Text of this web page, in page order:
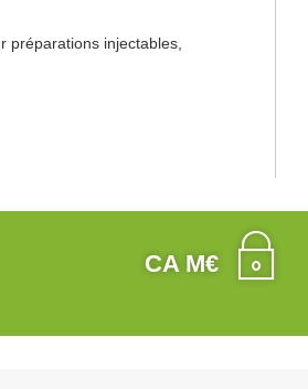
préparations injectables,
CA M€